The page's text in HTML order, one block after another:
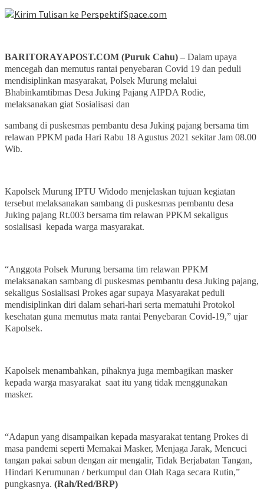
BARITORAYAPOST.COM (Puruk Cahu) – Dalam upaya
mencegah dan memutus rantai penyebaran Covid 19 dan peduli
mendisiplinkan masyarakat, Polsek Murung melalui
Bhabinkamtibmas Desa Juking Pajang AIPDA Rodie,
melaksanakan giat Sosialisasi dan
sambang di puskesmas pembantu desa Juking pajang bersama tim
relawan PPKM pada Hari Rabu 18 Agustus 2021 sekitar Jam 08.00
Wib.
Kapolsek Murung IPTU Widodo menjelaskan tujuan kegiatan
tersebut melaksanakan sambang di puskesmas pembantu desa
Juking pajang Rt.003 bersama tim relawan PPKM sekaligus
sosialisasi kepada warga masyarakat.
“Anggota Polsek Murung bersama tim relawan PPKM
melaksanakan sambang di puskesmas pembantu desa Juking pajang,
sekaligus Sosialisasi Prokes agar supaya Masyarakat peduli
mendisiplinkan diri dalam sehari-hari serta mematuhi Protokol
kesehatan guna memutus mata rantai Penyebaran Covid-19,” ujar
Kapolsek.
Kapolsek menambahkan, pihaknya juga membagikan masker
kepada warga masyarakat saat itu yang tidak menggunakan
masker.
“Adapun yang disampaikan kepada masyarakat tentang Prokes di
masa pandemi seperti Memakai Masker, Menjaga Jarak, Mencuci
tangan pakai sabun dengan air mengalir, Tidak Berjabatan Tangan,
Hindari Kerumunan / berkumpul dan Olah Raga secara Rutin,”
pungkasnya. (Rah/Red/BRP)